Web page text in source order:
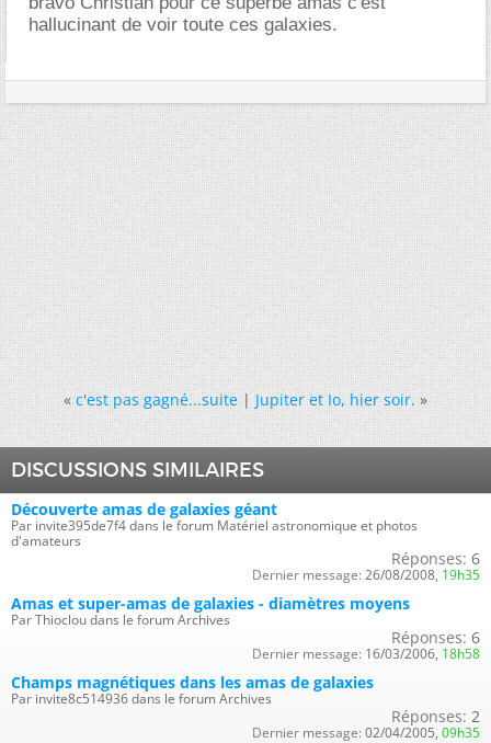
hallucinant de voir toute ces galaxies.
« c'est pas gagné...suite|Jupiter et Io, hier soir. »
DISCUSSIONS SIMILAIRES
Découverte amas de galaxies géant
Par invite395de7f4 dans le forum Matériel astronomique et photos
d'amateurs
Réponses: 6
Dernier message: 26/08/2008, 19h35
Amas et super-amas de galaxies - diamètres moyens
Par Thioclou dans le forum Archives
Réponses: 6
Dernier message: 16/03/2006, 18h58
Champs magnétiques dans les amas de galaxies
Par invite8c514936 dans le forum Archives
Réponses: 2
Dernier message: 02/04/2005, 09h35